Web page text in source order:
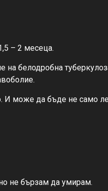
– 2 месеца.
белодробна
И може да бъде не само
не бързам да умирам.